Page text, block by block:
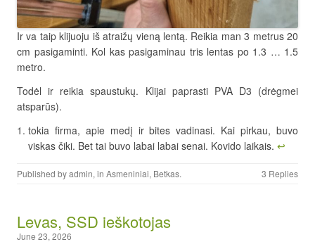
Ir va taip klijuoju iš atraižų vieną lentą. Reikia man 3 metrus 20
cm pasigaminti. Kol kas pasigaminau tris lentas po 1.3 … 1.5
metro.
Todėl ir reikia spaustukų. Klijai paprasti PVA D3 (drėgmei
atsparūs).
tokia firma, apie medį ir bites vadinasi. Kai pirkau, buvo
viskas čiki. Bet tai buvo labai labai senai. Kovido laikais. ↩︎
Published byadmin, in Asmeniniai, Betkas. 3 Replies
Levas, SSD ieškotojas
June 23, 2026